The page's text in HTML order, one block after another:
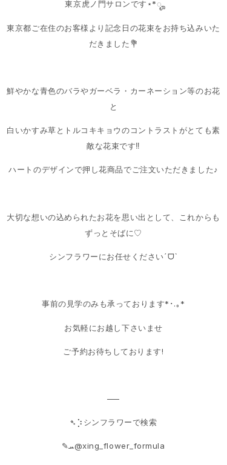
東京虎ノ門サロンです⋆*ೄ
東京都ご在住のお客様より記念日の花束をお持ち込みいた
だきました💐
鮮やかな青色のバラやガーベラ・カーネーション等のお花
と
白いかすみ草とトルコキキョウのコントラストがとても素
敵な花束です‼︎
ハートのデザインで押し花商品でご注文いただきました♪
大切な想いの込められたお花を思い出として、これからも
ずっとそばに♡
シンフラワーにお任せくださいˊᗜˋ
事前の見学のみも承っております*･.｡*
お気軽にお越し下さいませ
ご予約お待ちしております!
—–
➴⡱シンフラワーで検索
‎✎ܚ@xing_flower_formula